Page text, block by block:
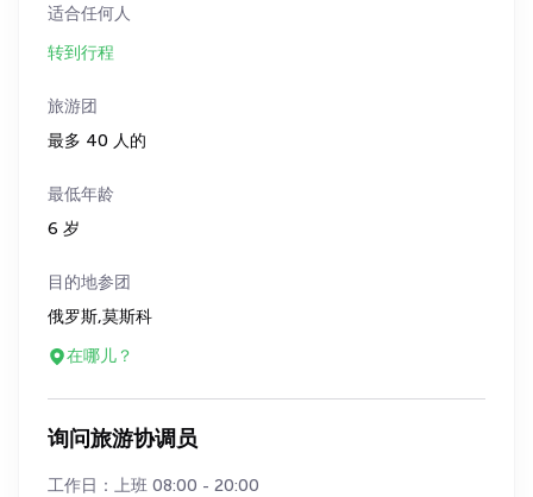
适合任何人
转到行程
旅游团
最多 40 人的
最低年龄
6 岁
目的地参团
俄罗斯,莫斯科
在哪儿？
询问旅游协调员
工作日：上班 08:00 - 20:00